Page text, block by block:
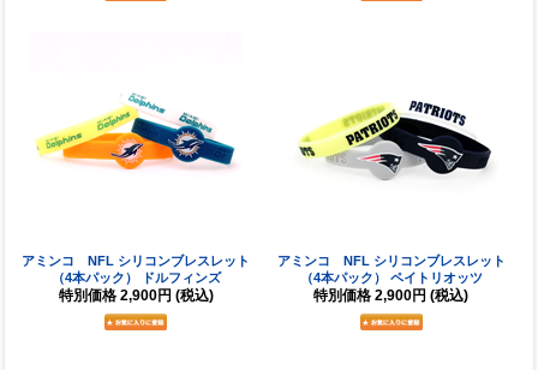
アミンコ NFL シリコンブレスレット
（4本パック） ドルフィンズ
特別価格 2,900円 (税込)
アミンコ NFL シリコンブレスレット
（4本パック） ペイトリオッツ
特別価格 2,900円 (税込)